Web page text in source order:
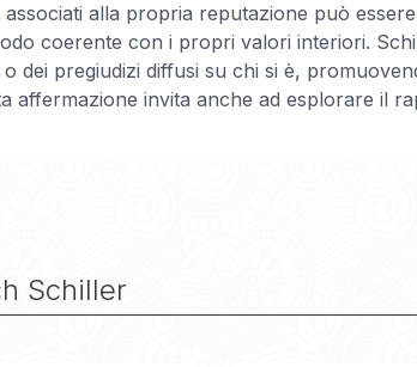
associati alla propria reputazione può
coerente con i propri valori interiori.
dei pregiudizi diffusi su chi si è,
affermazione invita anche ad esplorare il
Schiller